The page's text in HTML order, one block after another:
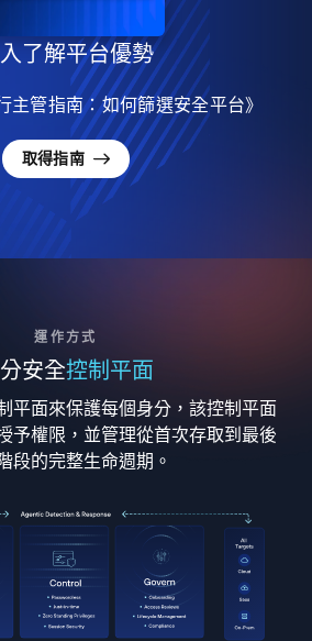
了解平台優勢
主管指南：如何篩選安全平台》
取得指南
運作方式
安全控制平面
平面來保護每個身分，該控制平面
予權限，並管理從首次存取到最後
段的完整生命週期。